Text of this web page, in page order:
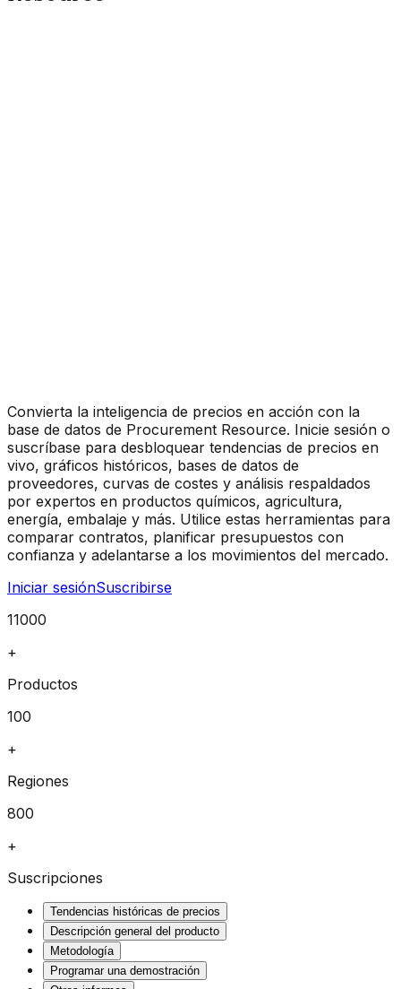
Convierta la inteligencia de precios en acción con la
base de datos de Procurement Resource. Inicie sesión o
suscríbase para desbloquear tendencias de precios en
vivo, gráficos históricos, bases de datos de
proveedores, curvas de costes y análisis respaldados
por expertos en productos químicos, agricultura,
energía, embalaje y más. Utilice estas herramientas para
comparar contratos, planificar presupuestos con
confianza y adelantarse a los movimientos del mercado.
Iniciar sesiónSuscribirse
11000
+
Productos
100
+
Regiones
800
+
Suscripciones
Tendencias históricas de precios
Descripción general del producto
Metodología
Programar una demostración